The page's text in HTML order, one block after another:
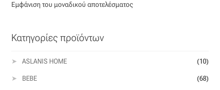
Βελουτέ
Βουάλ
Εμφάνιση του μοναδικού αποτελέσματος
Κατηγορίες προϊόντων
ASLANIS HOME (10)
BEBE (68)